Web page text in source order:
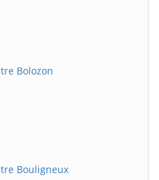
Bolozon
Bouligneux